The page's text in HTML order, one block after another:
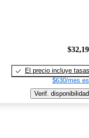
El precio incluye tasas
$630/mes
Verif. disponibilidad